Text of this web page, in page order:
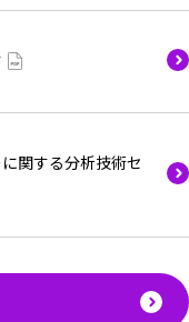
関する分析技術セ